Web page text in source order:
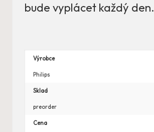
bude vyplácet každý den.
Výrobce
Philips
Sklad
preorder
Cena